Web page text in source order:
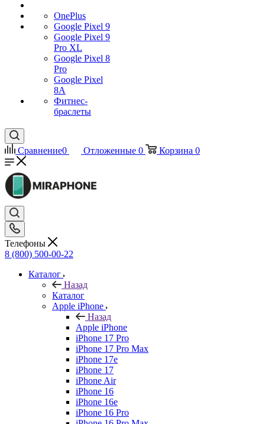
OnePlus
Google Pixel 9
Google Pixel 9
Pro XL
Google Pixel 8
Pro
Google Pixel
8A
Фитнес-
браслеты
Сравнение0 Отложенные 0 Корзина 0
Телефоны
8 (800) 500-00-22
Каталог
Назад
Каталог
Apple iPhone
Назад
Apple iPhone
iPhone 17 Pro
iPhone 17 Pro Max
iPhone 17e
iPhone 17
iPhone Air
iPhone 16
iPhone 16e
iPhone 16 Pro